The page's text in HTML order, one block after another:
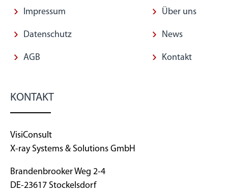
Impressum
Datenschutz
AGB
Über uns
News
Kontakt
KONTAKT
VisiConsult
X-ray Systems & Solutions GmbH
Brandenbrooker Weg 2-4
DE-23617 Stockelsdorf